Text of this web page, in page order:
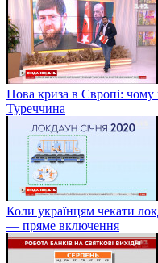
Нова криза в Європі: чому
Туреччина
Коли українцям чекати
— пряме включення